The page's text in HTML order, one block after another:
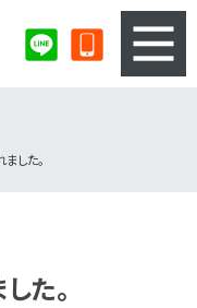
した。
た。